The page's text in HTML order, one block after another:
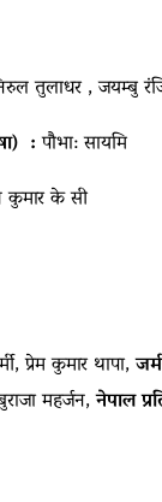
तुलाधर , जयम्बु
:पौभा: सायमि
कुमार के सी
प्रेम कुमार थापा,
महर्जन,नेपाल